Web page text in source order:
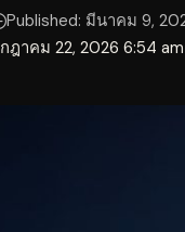
ฎาคม 22, 2026 6:54 am
Published: มีนาคม 9,